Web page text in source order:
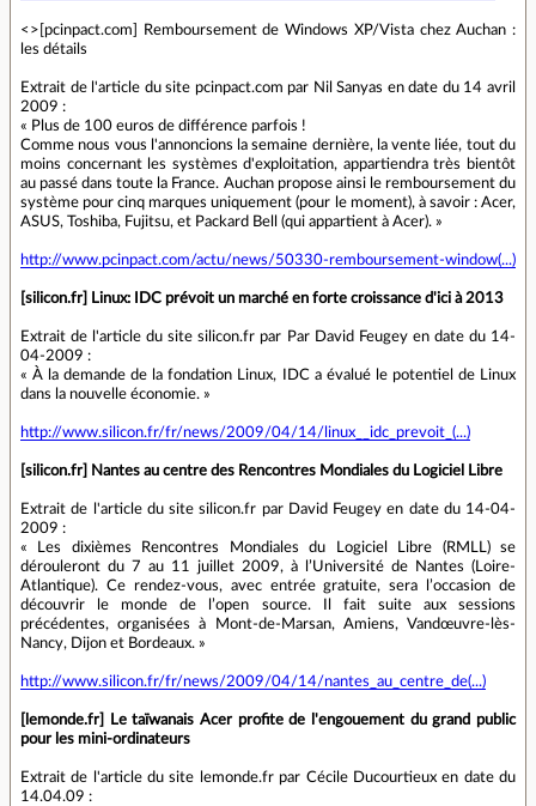
<>[pcinpact.com] Remboursement de Windows XP/Vista chez Auchan :
les détails
Extrait de l'article du site pcinpact.com par Nil Sanyas en date du 14 avril
2009 :
« Plus de 100 euros de différence parfois !
Comme nous vous l'annoncions la semaine dernière, la vente liée, tout du
moins concernant les systèmes d'exploitation, appartiendra très bientôt
au passé dans toute la France. Auchan propose ainsi le remboursement du
système pour cinq marques uniquement (pour le moment), à savoir : Acer,
ASUS, Toshiba, Fujitsu, et Packard Bell (qui appartient à Acer). »
http://www.pcinpact.com/actu/news/50330-remboursement-window(...)
[silicon.fr] Linux: IDC prévoit un marché en forte croissance d'ici à 2013
Extrait de l'article du site silicon.fr par Par David Feugey en date du 14-
04-2009 :
« À la demande de la fondation Linux, IDC a évalué le potentiel de Linux
dans la nouvelle économie. »
http://www.silicon.fr/fr/news/2009/04/14/linux__idc_prevoit_(...)
[silicon.fr] Nantes au centre des Rencontres Mondiales du Logiciel Libre
Extrait de l'article du site silicon.fr par David Feugey en date du 14-04-
2009 :
« Les dixièmes Rencontres Mondiales du Logiciel Libre (RMLL) se
dérouleront du 7 au 11 juillet 2009, à l’Université de Nantes (Loire-
Atlantique). Ce rendez-vous, avec entrée gratuite, sera l’occasion de
découvrir le monde de l’open source. Il fait suite aux sessions
précédentes, organisées à Mont-de-Marsan, Amiens, Vandœuvre-lès-
Nancy, Dijon et Bordeaux. »
http://www.silicon.fr/fr/news/2009/04/14/nantes_au_centre_de(...)
[lemonde.fr] Le taïwanais Acer profite de l'engouement du grand public
pour les mini-ordinateurs
Extrait de l'article du site lemonde.fr par Cécile Ducourtieux en date du
14.04.09 :